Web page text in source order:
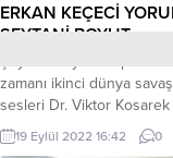
ERKAN KEÇECİ
ŞEYTANİ BOYUT
Şeytani Boyut Kitap
zamanı ikinci dünya
sesleri Dr. Viktor
teklifi alır çekoslovakya
katil insanları türlü
19 Eylül 2022 16:42 0